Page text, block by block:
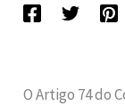
O Artigo 74 do